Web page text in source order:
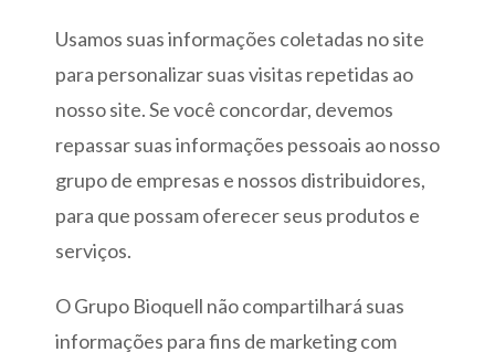
Usamos suas informações coletadas no site
para personalizar suas visitas repetidas ao
nosso site. Se você concordar, devemos
repassar suas informações pessoais ao nosso
grupo de empresas e nossos distribuidores,
para que possam oferecer seus produtos e
serviços.
O Grupo Bioquell não compartilhará suas
informações para fins de marketing com